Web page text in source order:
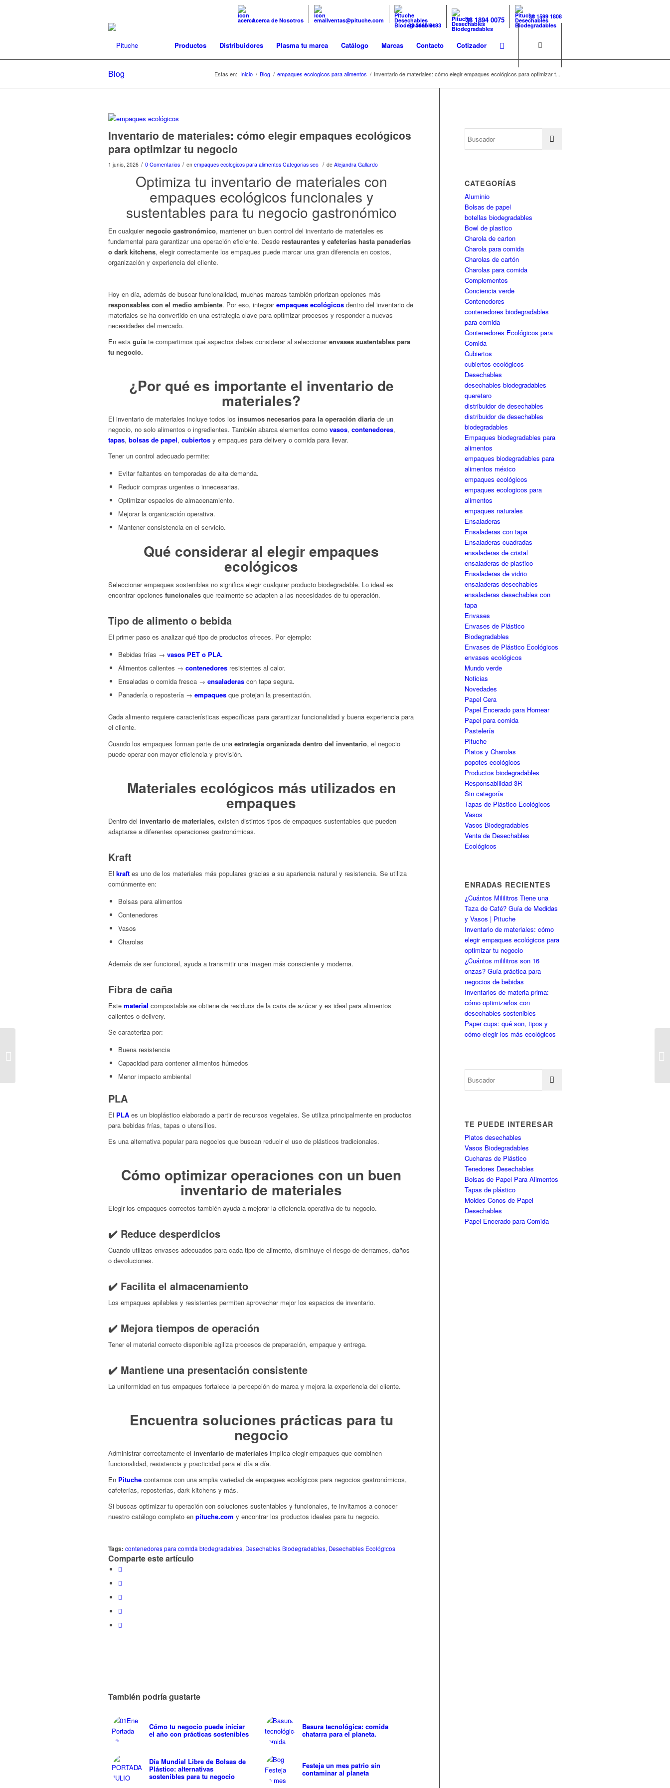
Acerca de Nosotros ventas@pituche.com
33 3666 0193
33 1894 0075 33 1599 1808
Productos Distribuidores Plasma tu marca Catálogo Marcas Contacto Cotizador
Blog Estas en: Inicio / Blog / empaques ecologicos para alimentos / Inventario de materiales: cómo elegir empaques ecológicos para optimizar t...
Inventario de materiales: cómo elegir empaques ecológicos
para optimizar tu negocio
1 junio, 2026 / 0 Comentarios / en empaques ecologicos para alimentos Categorias seo / de Alejandra Gallardo
Optimiza tu inventario de materiales con
empaques ecológicos funcionales y
sustentables para tu negocio gastronómico
En cualquiernegocio gastronómico, mantener un buen control del inventario de materiales es
fundamental para garantizar una operación eficiente. Desde restaurantes y cafeterías hasta panaderías
o dark kitchens, elegir correctamente los empaques puede marcar una gran diferencia en costos,
organización y experiencia del cliente.
Hoy en día, además de buscar funcionalidad, muchas marcas también priorizan opciones más
responsables con el medio ambiente. Por eso, integrarempaques ecológicos dentro del inventario de
materiales se ha convertido en una estrategia clave para optimizar procesos y responder a nuevas
necesidades del mercado.
En esta guía te compartimos qué aspectos debes considerar al seleccionarenvases sustentables para
tu negocio.
¿Por qué es importante el inventario de
materiales?
El inventario de materiales incluye todos los insumos necesarios para la operación diaria de un
negocio, no solo alimentos o ingredientes. También abarca elementos como vasos, contenedores,
tapas, bolsas de papel, cubiertos y empaques para delivery o comida para llevar.
Tener un control adecuado permite:
Evitar faltantes en temporadas de alta demanda.
Reducir compras urgentes o innecesarias.
Optimizar espacios de almacenamiento.
Mejorar la organización operativa.
Mantener consistencia en el servicio.
Qué considerar al elegir empaques
ecológicos
Seleccionar empaques sostenibles no significa elegir cualquier producto biodegradable. Lo ideal es
encontrar opciones funcionales que realmente se adapten a las necesidades de tu operación.
Tipo de alimento o bebida
El primer paso es analizar qué tipo de productos ofreces. Por ejemplo:
Bebidas frías → vasos PET o PLA.
Alimentos calientes → contenedores resistentes al calor.
Ensaladas o comida fresca → ensaladeras con tapa segura.
Panadería o repostería → empaques que protejan la presentación.
Cada alimento requiere características específicas para garantizar funcionalidad y buena experiencia para
el cliente.
Cuando los empaques forman parte de una estrategia organizada dentro del inventario, el negocio
puede operar con mayor eficiencia y previsión.
Materiales ecológicos más utilizados en
empaques
Dentro del inventario de materiales, existen distintos tipos de empaques sustentables que pueden
adaptarse a diferentes operaciones gastronómicas.
Kraft
El kraft es uno de los materiales más populares gracias a su apariencia natural y resistencia. Se utiliza
comúnmente en:
Bolsas para alimentos
Contenedores
Vasos
Charolas
Además de ser funcional, ayuda a transmitir una imagen más consciente y moderna.
Fibra de caña
Este material compostable se obtiene de residuos de la caña de azúcar y es ideal para alimentos
calientes o delivery.
Se caracteriza por:
Buena resistencia
Capacidad para contener alimentos húmedos
Menor impacto ambiental
PLA
El PLA es un bioplástico elaborado a partir de recursos vegetales. Se utiliza principalmente en productos
para bebidas frías, tapas o utensilios.
Es una alternativa popular para negocios que buscan reducir el uso de plásticos tradicionales.
Cómo optimizar operaciones con un buen
inventario de materiales
Elegir los empaques correctos también ayuda a mejorar la eficiencia operativa de tu negocio.
✔️ Reduce desperdicios
Cuando utilizas envases adecuados para cada tipo de alimento, disminuye el riesgo de derrames, daños
o devoluciones.
✔️ Facilita el almacenamiento
Los empaques apilables y resistentes permiten aprovechar mejor los espacios de inventario.
✔️ Mejora tiempos de operación
Tener el material correcto disponible agiliza procesos de preparación, empaque y entrega.
✔️ Mantiene una presentación consistente
La uniformidad en tus empaques fortalece la percepción de marca y mejora la experiencia del cliente.
Encuentra soluciones prácticas para tu
negocio
Administrar correctamente el inventario de materiales implica elegir empaques que combinen
funcionalidad, resistencia y practicidad para el día a día.
En Pituche contamos con una amplia variedad de empaques ecológicos para negocios gastronómicos,
cafeterías, reposterías, dark kitchens y más.
Si buscas optimizar tu operación con soluciones sustentables y funcionales, te invitamos a conocer
nuestro catálogo completo en pituche.com y encontrar los productos ideales para tu negocio.
Tags: contenedores para comida biodegradables, Desechables Biodegradables, Desechables Ecológicos
Comparte este artículo
También podría gustarte
Cómo tu negocio puede iniciar
el año con prácticas sostenibles
Basura tecnológica: comida
chatarra para el planeta.
Día Mundial Libre de Bolsas de
Plástico: alternativas
sostenibles para tu negocio
Festeja un mes patrio sin
contaminar al planeta
CATEGORÍAS
Aluminio
Bolsas de papel
botellas biodegradables
Bowl de plastico
Charola de carton
Charola para comida
Charolas de cartón
Charolas para comida
Complementos
Conciencia verde
Contenedores
contenedores biodegradables
para comida
Contenedores Ecológicos para
Comida
Cubiertos
cubiertos ecológicos
Desechables
desechables biodegradables
queretaro
distribuidor de desechables
distribuidor de desechables
biodegradables
Empaques biodegradables para
alimentos
empaques biodegradables para
alimentos méxico
empaques ecológicos
empaques ecologicos para
alimentos
empaques naturales
Ensaladeras
Ensaladeras con tapa
Ensaladeras cuadradas
ensaladeras de cristal
ensaladeras de plastico
Ensaladeras de vidrio
ensaladeras desechables
ensaladeras desechables con
tapa
Envases
Envases de Plástico
Biodegradables
Envases de Plástico Ecológicos
envases ecológicos
Mundo verde
Noticias
Novedades
Papel Cera
Papel Encerado para Hornear
Papel para comida
Pastelería
Pituche
Platos y Charolas
popotes ecológicos
Productos biodegradables
Responsabilidad 3R
Sin categoría
Tapas de Plástico Ecológicos
Vasos
Vasos Biodegradables
Venta de Desechables
Ecológicos
ENRADAS RECIENTES
¿Cuántos Mililitros Tiene una
Taza de Café? Guía de Medidas
y Vasos | Pituche
Inventario de materiales: cómo
elegir empaques ecológicos para
optimizar tu negocio
¿Cuántos mililitros son 16
onzas? Guía práctica para
negocios de bebidas
Inventarios de materia prima:
cómo optimizarlos con
desechables sostenibles
Paper cups: qué son, tipos y
cómo elegir los más ecológicos
TE PUEDE INTERESAR
Platos desechables
Vasos Biodegradables
Cucharas de Plástico
Tenedores Desechables
Bolsas de Papel Para Alimentos
Tapas de plástico
Moldes Conos de Papel
Desechables
Papel Encerado para Comida